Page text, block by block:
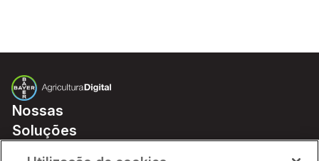
Nossas
Soluções